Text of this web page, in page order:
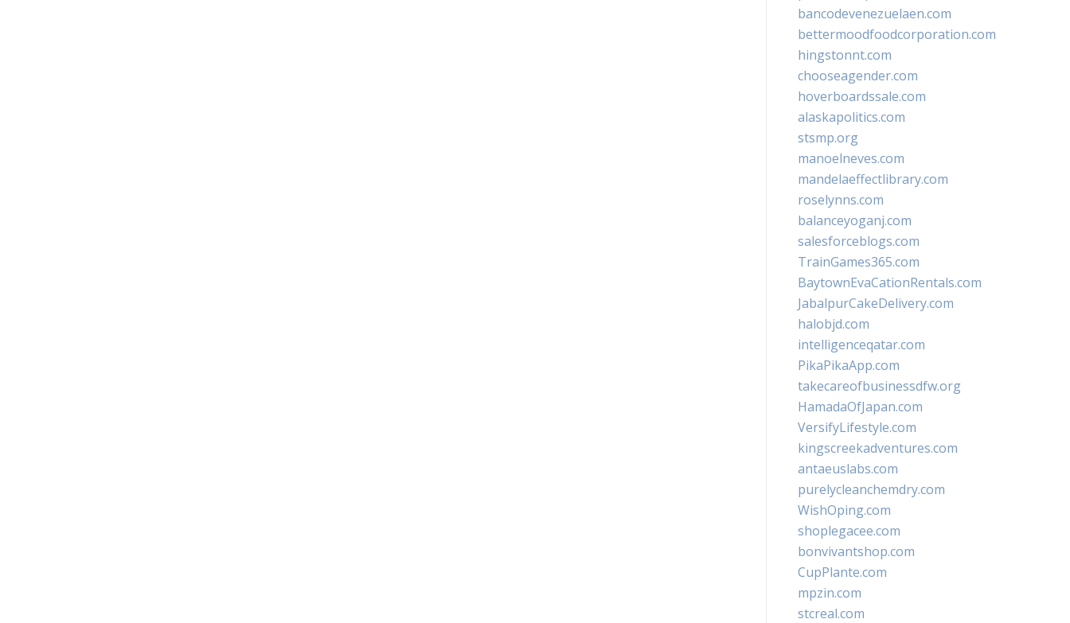
bancodevenezuelaen.com
bettermoodfoodcorporation.com
hingstonnt.com
chooseagender.com
hoverboardssale.com
alaskapolitics.com
stsmp.org
manoelneves.com
mandelaeffectlibrary.com
roselynns.com
balanceyoganj.com
salesforceblogs.com
TrainGames365.com
BaytownEvaCationRentals.com
JabalpurCakeDelivery.com
halobjd.com
intelligenceqatar.com
PikaPikaApp.com
takecareofbusinessdfw.org
HamadaOfJapan.com
VersifyLifestyle.com
kingscreekadventures.com
antaeuslabs.com
purelycleanchemdry.com
WishOping.com
shoplegacee.com
bonvivantshop.com
CupPlante.com
mpzin.com
stcreal.com